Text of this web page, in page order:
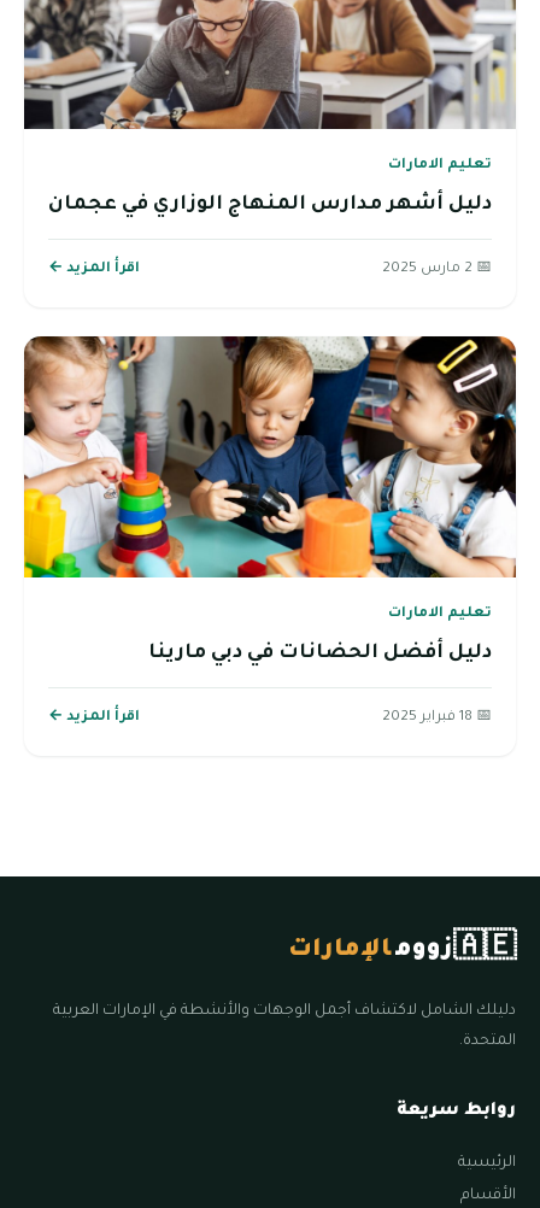
تعليم الامارات
دليل أشهر مدارس المنهاج الوزاري في عجمان
📅 2 مارس 2025 اقرأ المزيد ←
تعليم الامارات
دليل أفضل الحضانات في دبي مارينا
📅 18 فبراير 2025 اقرأ المزيد ←
🇦🇪زوومالإمارات
دليلك الشامل لاكتشاف أجمل الوجهات والأنشطة في الإمارات العربية
المتحدة.
روابط سريعة
الرئيسية
الأقسام